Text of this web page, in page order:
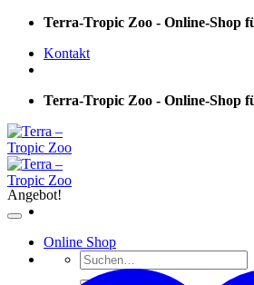
Skip
content
Terra-Tropic Zoo - Online-Shop
Kontakt
Terra-Tropic Zoo - Online-Shop
Online Shop
Suchen
nach:
Angebot!